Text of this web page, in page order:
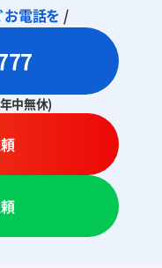
お電話を /
中無休)